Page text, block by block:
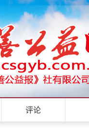
评论